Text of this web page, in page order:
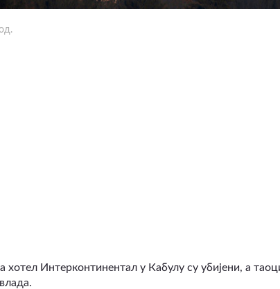
хотел Интерконтинентал у Кабулу су убијени, а